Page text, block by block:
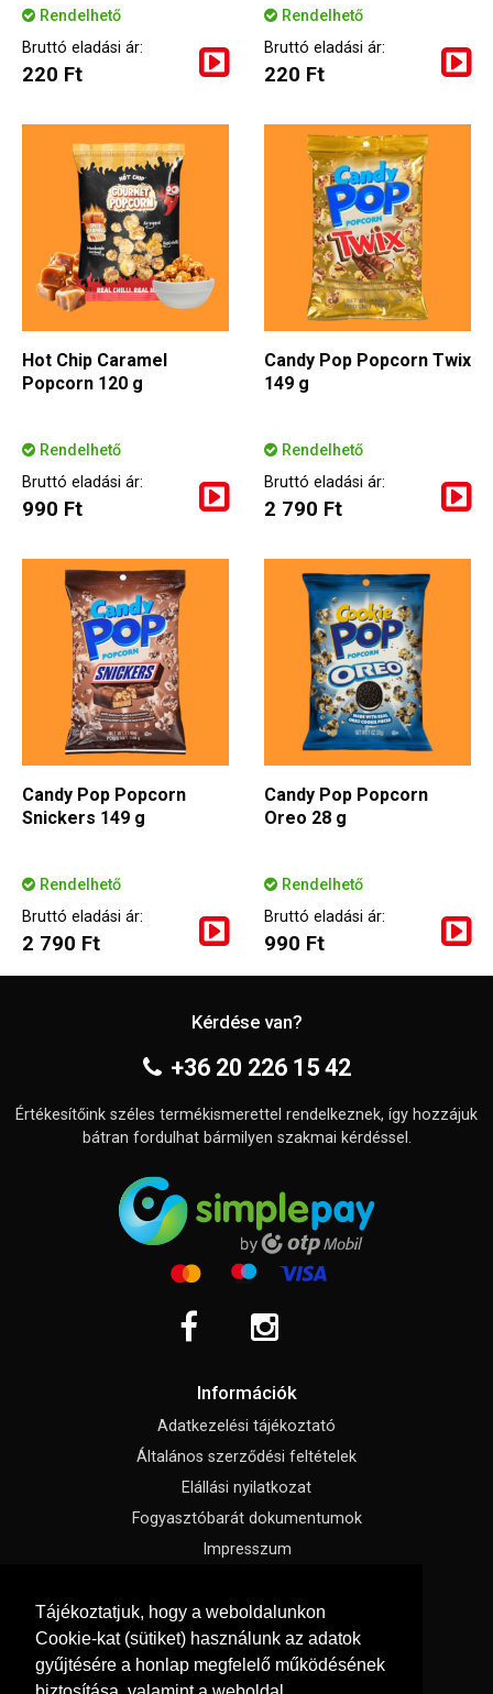
Tájékoztatjuk, hogy a weboldalunkon
Cookie-kat (sütiket) használunk az adatok
gyűjtésére a honlap megfelelő működésének
Rendelhető
Bruttó eladási ár:
220 Ft
Rendelhető
Bruttó eladási ár:
220 Ft
Hot Chip Caramel
Popcorn 120 g
Rendelhető
Bruttó eladási ár:
990 Ft
Candy Pop Popcorn Twix
149 g
Rendelhető
Bruttó eladási ár:
2 790 Ft
Candy Pop Popcorn
Snickers 149 g
Rendelhető
Bruttó eladási ár:
2 790 Ft
Candy Pop Popcorn
Oreo 28 g
Rendelhető
Bruttó eladási ár:
990 Ft
Kérdése van?
+36 20 226 15 42
Értékesítőink széles termékismerettel rendelkeznek, így hozzájuk
bátran fordulhat bármilyen szakmai kérdéssel.
Információk
Adatkezelési tájékoztató
Általános szerződési feltételek
Elállási nyilatkozat
Fogyasztóbarát dokumentumok
Impresszum
Menü
Hírek, érdekességek